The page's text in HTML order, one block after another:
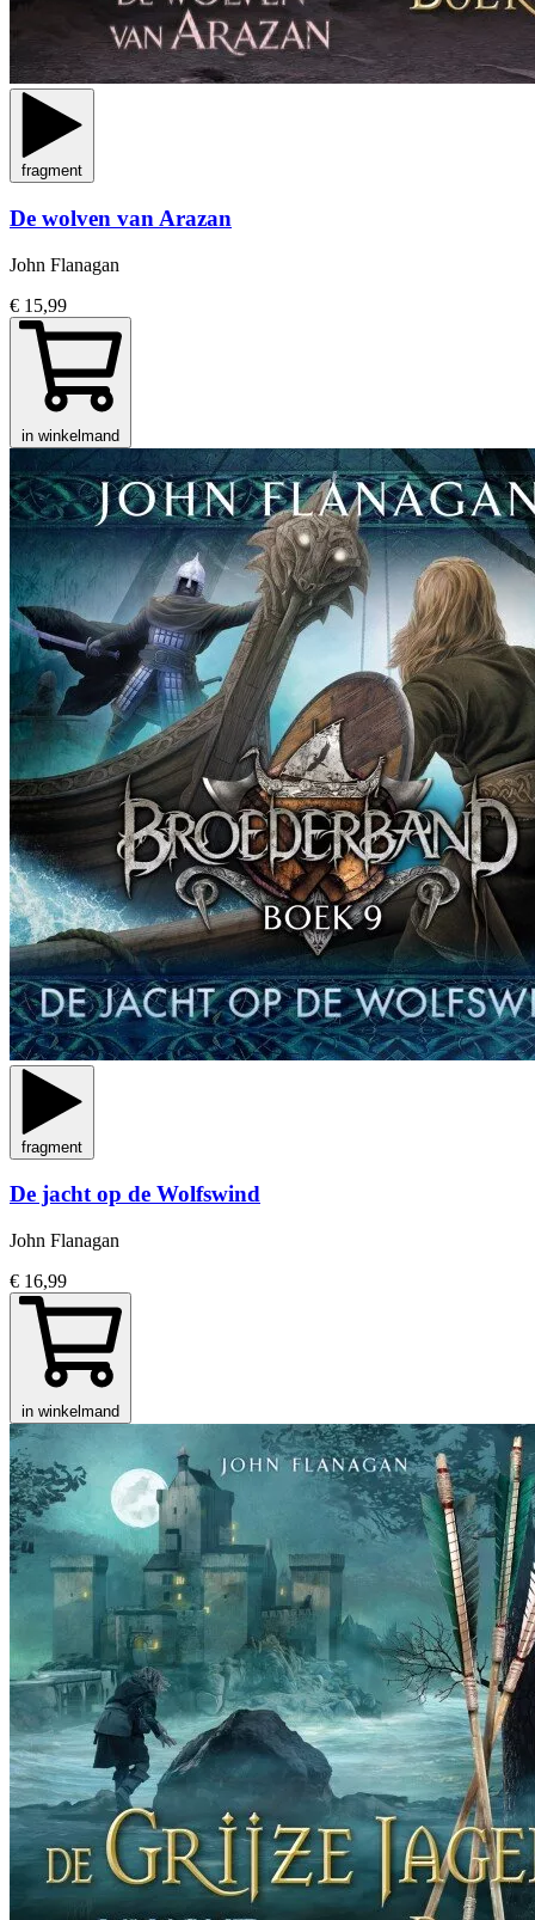
fragment
De wolven van Arazan
John Flanagan
€ 15,99
in winkelmand
fragment
De jacht op de Wolfswind
John Flanagan
€ 16,99
in winkelmand